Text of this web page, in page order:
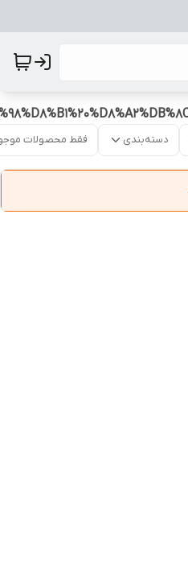
دسته‌بندی فقط محصولات